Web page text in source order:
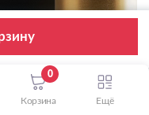
0
Корзина Ещё